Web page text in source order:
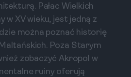
Pałac Wielkich
w XV wieku, jest jedną z
można poznać historię
Poza Starym
zobaczyć Akropol w
ruiny oferują